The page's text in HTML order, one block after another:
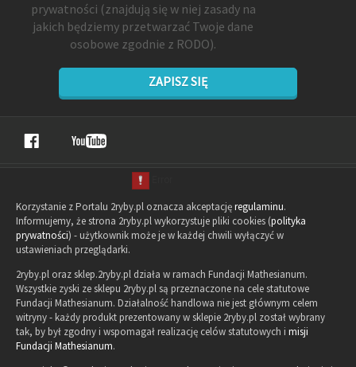
prywatności (znajdują się w niej zasady na
jakich będziemy przetwarzać Twoje dane
osobowe zgodnie z RODO).
ZAPISZ SIĘ
Korzystanie z Portalu 2ryby.pl oznacza akceptacjęregulaminu.
Informujemy, że strona 2ryby.pl wykorzystuje pliki cookies (polityka
prywatności) - użytkownik może je w każdej chwili wyłączyć w
ustawieniach przeglądarki.
2ryby.pl oraz sklep.2ryby.pl działa w ramach Fundacji Mathesianum.
Wszystkie zyski ze sklepu 2ryby.pl są przeznaczone na cele statutowe
Fundacji Mathesianum. Działalność handlowa nie jest głównym celem
witryny - każdy produkt prezentowany w sklepie 2ryby.pl został wybrany
tak, by był zgodny i wspomagał realizację celów statutowych i misji
Fundacji Mathesianum.